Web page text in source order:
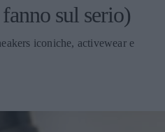
sul serio)
iconiche, activewear e